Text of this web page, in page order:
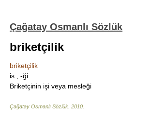
Çağatay Osmanlı Sözlük
briketçilik
briketçilik
is.
-ği
Briketçinin işi veya mesleği
Çağatay Osmanlı Sözlük 2010